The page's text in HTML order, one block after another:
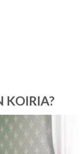
KOIRIA?